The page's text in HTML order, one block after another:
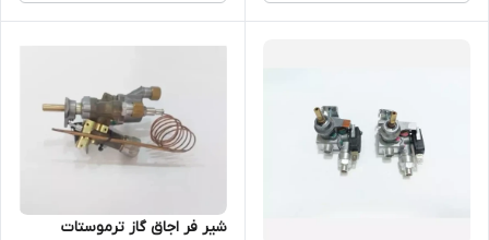
شیر فر اجاق گاز ترموستات